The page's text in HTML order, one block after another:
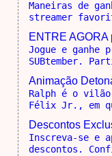
Maneiras de
streamer
ENTRE
Jogue e ganhe
SUBtember.
Animação Detona
Ralph é o vilão
Félix Jr., em
Descontos
Inscreva-se e
descontos.